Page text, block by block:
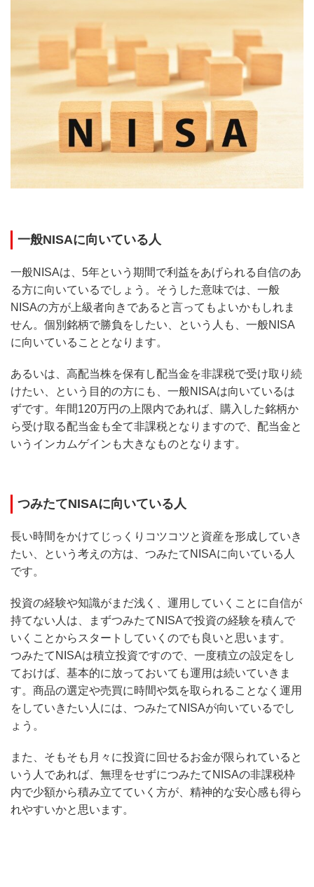
一般NISAに向いている人
一般NISAは、5年という期間で利益をあげられる自信のあ
る方に向いているでしょう。そうした意味では、一般
NISAの方が上級者向きであると言ってもよいかもしれま
せん。個別銘柄で勝負をしたい、という人も、一般NISA
に向いていることとなります。
あるいは、高配当株を保有し配当金を非課税で受け取り続
けたい、という目的の方にも、一般NISAは向いているは
ずです。年間120万円の上限内であれば、購入した銘柄か
ら受け取る配当金も全て非課税となりますので、配当金と
いうインカムゲインも大きなものとなります。
つみたてNISAに向いている人
長い時間をかけてじっくりコツコツと資産を形成していき
たい、という考えの方は、つみたてNISAに向いている人
です。
投資の経験や知識がまだ浅く、運用していくことに自信が
持てない人は、まずつみたてNISAで投資の経験を積んで
いくことからスタートしていくのでも良いと思います。
つみたてNISAは積立投資ですので、一度積立の設定をし
ておけば、基本的に放っておいても運用は続いていきま
す。商品の選定や売買に時間や気を取られることなく運用
をしていきたい人には、つみたてNISAが向いているでし
ょう。
また、そもそも月々に投資に回せるお金が限られていると
いう人であれば、無理をせずにつみたてNISAの非課税枠
内で少額から積み立てていく方が、精神的な安心感も得ら
れやすいかと思います。